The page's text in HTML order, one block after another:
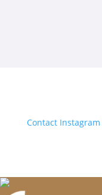
Contact Instagram